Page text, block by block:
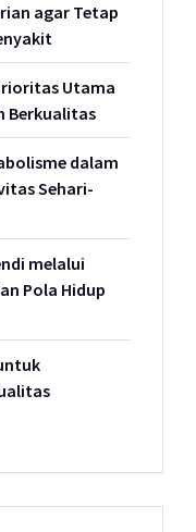
agar Tetap
Utama
Berkualitas
dalam
Sehari-
melalui
Pola Hidup